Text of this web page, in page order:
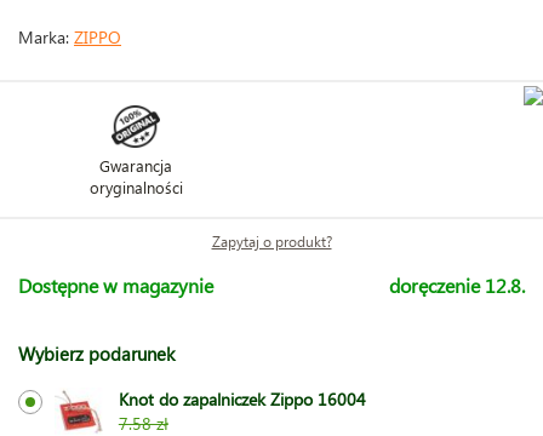
Marka: ZIPPO
Gwarancja
oryginalności
Zapytaj o produkt?
Dostępne w magazynie doręczenie 12.8.
Wybierz podarunek
Knot do zapalniczek Zippo 16004
7.58 zł